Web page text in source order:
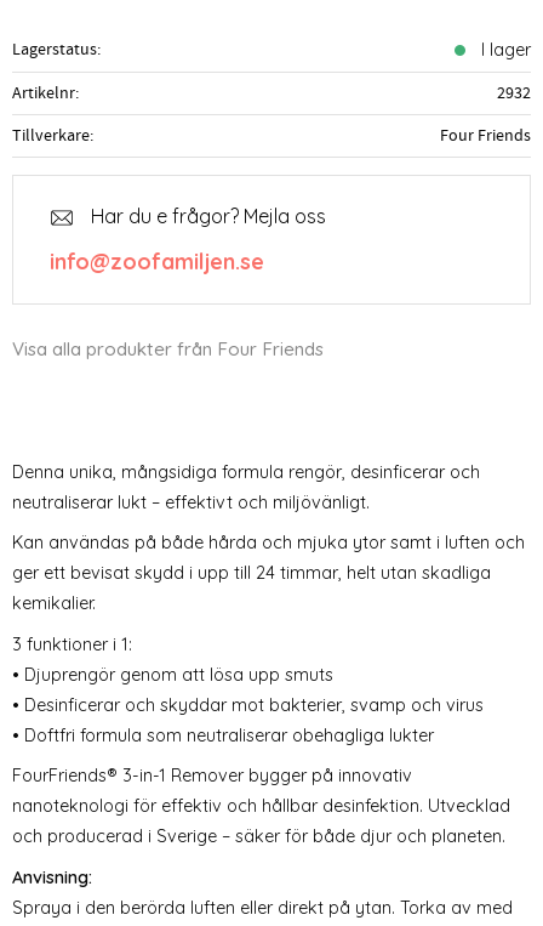
Lagerstatus I lager
Artikelnr
2932
Tillverkare
Four Friends
Har du e frågor? Mejla oss
info@zoofamiljen.se
Visa alla produkter från Four Friends
Denna unika, mångsidiga formula rengör, desinficerar och
neutraliserar lukt – effektivt och miljövänligt.
Kan användas på både hårda och mjuka ytor samt i luften och
ger ett bevisat skydd i upp till 24 timmar, helt utan skadliga
kemikalier.
3 funktioner i 1:
• Djuprengör genom att lösa upp smuts
• Desinficerar och skyddar mot bakterier, svamp och virus
• Doftfri formula som neutraliserar obehagliga lukter
FourFriends® 3-in-1 Remover bygger på innovativ
nanoteknologi för effektiv och hållbar desinfektion. Utvecklad
och producerad i Sverige – säker för både djur och planeten.
Anvisning:
Spraya i den berörda luften eller direkt på ytan. Torka av med